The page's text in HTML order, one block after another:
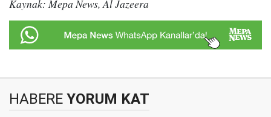
Kaynak: Mepa News, Al Jazeera
HABERE YORUM KAT